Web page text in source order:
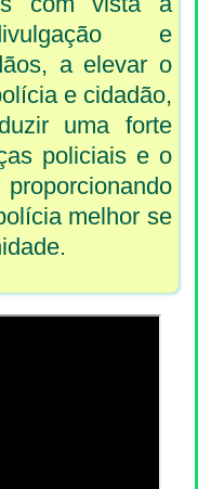
e
a elevar o
e cidadão,
uma forte
policiais e o
melhor se